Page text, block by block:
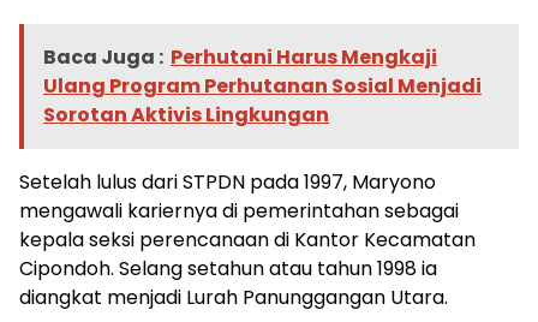
Baca Juga : Perhutani Harus Mengkaji
Ulang Program Perhutanan Sosial Menjadi
Sorotan Aktivis Lingkungan
Setelah lulus dari STPDN pada 1997, Maryono
mengawali kariernya di pemerintahan sebagai
kepala seksi perencanaan di Kantor Kecamatan
Cipondoh. Selang setahun atau tahun 1998 ia
diangkat menjadi Lurah Panunggangan Utara.